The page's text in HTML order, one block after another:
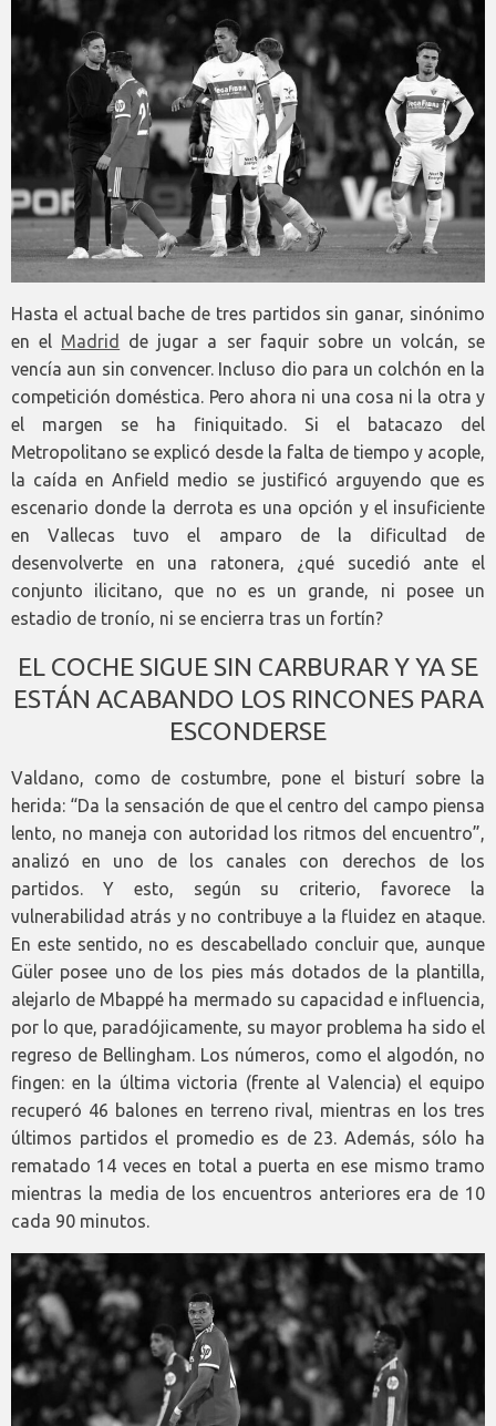
Hasta el actual bache de tres partidos sin ganar, sinónimo
en el Madrid
de jugar a ser faquir sobre un volcán, se
vencía aun sin convencer. Incluso dio para un colchón en la
competición doméstica. Pero ahora ni una cosa ni la otra y
el margen se ha finiquitado. Si el batacazo del
Metropolitano se explicó desde la falta de tiempo y acople,
la caída en Anfield medio se justificó arguyendo que es
escenario donde la derrota es una opción y el insuficiente
en Vallecas tuvo el amparo de la dificultad de
desenvolverte en una ratonera, ¿qué sucedió ante el
conjunto ilicitano, que no es un grande, ni posee un
estadio de tronío, ni se encierra tras un fortín?
EL COCHE SIGUE SIN CARBURAR Y YA SE
ESTÁN ACABANDO LOS RINCONES PARA
ESCONDERSE
Valdano, como de costumbre, pone el bisturí sobre la
herida: “Da la sensación de que el centro del campo piensa
lento, no maneja con autoridad los ritmos del encuentro”,
analizó en uno de los canales con derechos de los
partidos. Y esto, según su criterio, favorece la
vulnerabilidad atrás y no contribuye a la fluidez en ataque.
En este sentido, no es descabellado concluir que, aunque
Güler posee uno de los pies más dotados de la plantilla,
alejarlo de Mbappé ha mermado su capacidad e influencia,
por lo que, paradójicamente, su mayor problema ha sido el
regreso de Bellingham. Los números, como el algodón, no
fingen: en la última victoria (frente al Valencia) el equipo
recuperó 46 balones en terreno rival, mientras en los tres
últimos partidos el promedio es de 23. Además, sólo ha
rematado 14 veces en total a puerta en ese mismo tramo
mientras la media de los encuentros anteriores era de 10
cada 90 minutos.